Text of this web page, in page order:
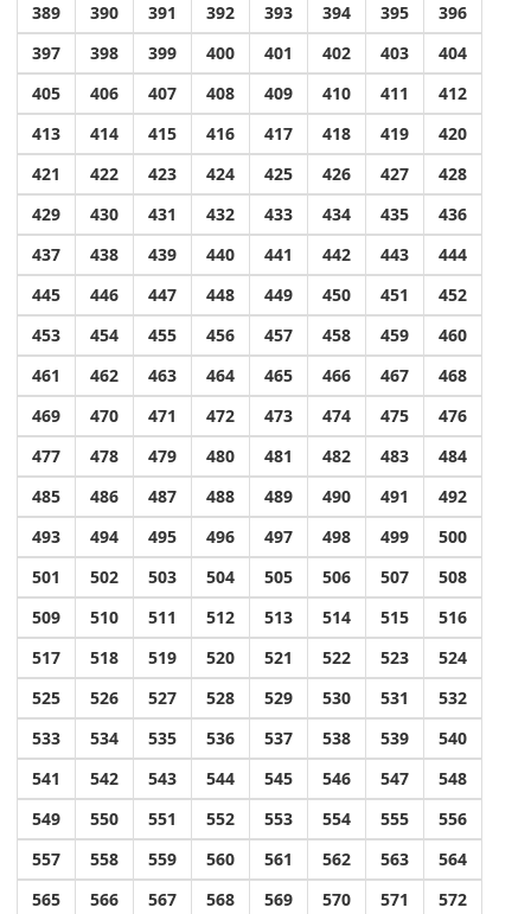
389
390 391 392 393 394 395
396
397
398 399 400 401 402 403
404
405
406 407 408 409 410 411
412
413
414 415 416 417 418 419
420
421
422 423 424 425 426 427
428
429
430 431 432 433 434 435
436
437
438 439 440 441 442 443
444
445
446 447 448 449 450 451
452
453
454 455 456 457 458 459
460
461
462 463 464 465 466 467
468
469
470 471 472 473 474 475
476
477
478 479 480 481 482 483
484
485
486 487 488 489 490 491
492
493
494 495 496 497 498 499
500
501
502 503 504 505 506 507
508
509
510 511 512 513 514 515
516
517
518 519 520 521 522 523
524
525
526 527 528 529 530 531
532
533
534 535 536 537 538 539
540
541
542 543 544 545 546 547
548
549
550 551 552 553 554 555
556
557
558 559 560 561 562 563
564
565
566 567 568 569 570 571
572